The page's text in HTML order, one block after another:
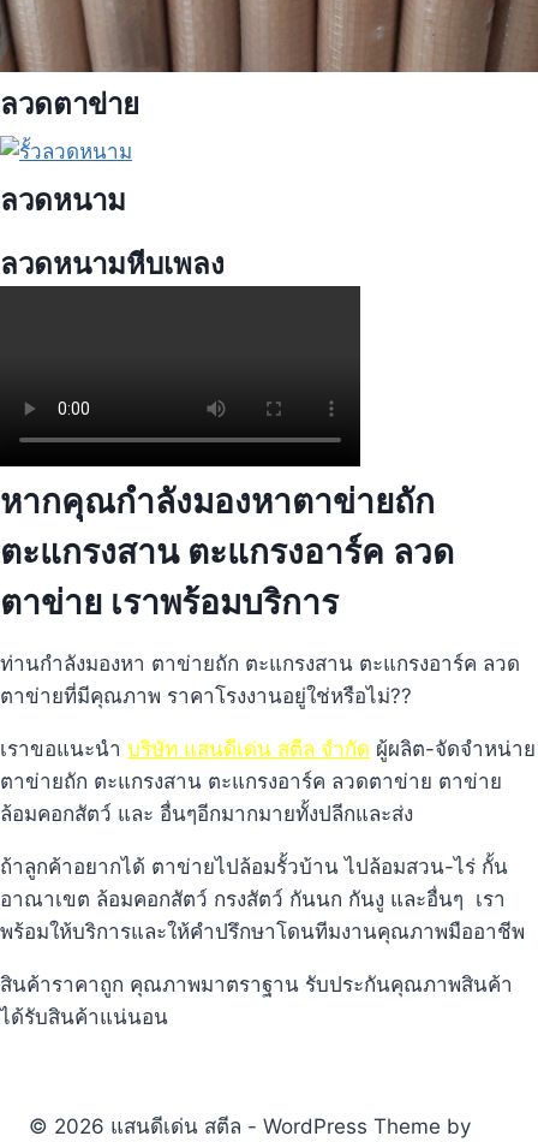
ลวดตาข่าย
ลวดหนาม
ลวดหนามหีบเพลง
หากคุณกำลังมองหาตาข่ายถัก
ตะแกรงสาน ตะแกรงอาร์ค ลวด
ตาข่าย เราพร้อมบริการ
ท่านกำลังมองหา ตาข่ายถัก ตะแกรงสาน ตะแกรงอาร์ค ลวด
ตาข่ายที่มีคุณภาพ ราคาโรงงานอยู่ใช่หรือไม่??
เราขอแนะนำ บริษัท แสนดีเด่น สตีล จำกัด ผู้ผลิต-จัดจำหน่าย
ตาข่ายถัก ตะแกรงสาน ตะแกรงอาร์ค ลวดตาข่าย ตาข่าย
ล้อมคอกสัตว์ และ อื่นๆอีกมากมายทั้งปลีกและส่ง
ถ้าลูกค้าอยากได้ ตาข่ายไปล้อมรั้วบ้าน ไปล้อมสวน-ไร่ กั้น
อาณาเขต ล้อมคอกสัตว์ กรงสัตว์ กันนก กันงู และอื่นๆ เรา
พร้อมให้บริการและให้คำปรึกษาโดนทีมงานคุณภาพมืออาชีพ
สินค้าราคาถูก คุณภาพมาตราฐาน รับประกันคุณภาพสินค้า
ได้รับสินค้าแน่นอน
© 2026 แสนดีเด่น สตีล - WordPress Theme by